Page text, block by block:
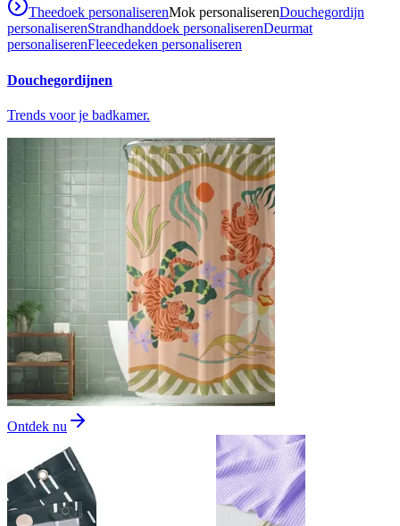
Theedoek personaliserenMok personaliserenDouchegordijn
personaliserenStrandhanddoek personaliserenDeurmat
personaliserenFleecedeken personaliseren
Douchegordijnen
Trends voor je badkamer.
Ontdek nu